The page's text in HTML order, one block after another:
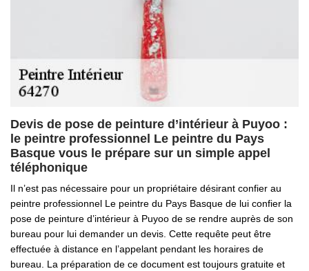
Devis de pose de peinture d’intérieur à Puyoo :
le peintre professionnel Le peintre du Pays
Basque vous le prépare sur un simple appel
téléphonique
Il n’est pas nécessaire pour un propriétaire désirant confier au
peintre professionnel Le peintre du Pays Basque de lui confier la
pose de peinture d’intérieur à Puyoo de se rendre auprès de son
bureau pour lui demander un devis. Cette requête peut être
effectuée à distance en l’appelant pendant les horaires de
bureau. La préparation de ce document est toujours gratuite et